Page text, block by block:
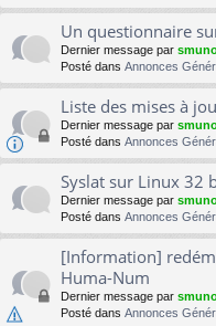
Un questionnaire
Dernier message par
Posté dans Annonces
Liste des mises à
Dernier message par
Posté dans Annonces
Syslat sur Linux 32
Dernier message par
Posté dans Annonces
[Information]
Huma-Num
Dernier message par
Posté dans Annonces